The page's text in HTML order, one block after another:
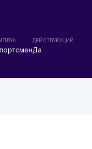
ДЕЙСТВУЮЩИЙ
Да